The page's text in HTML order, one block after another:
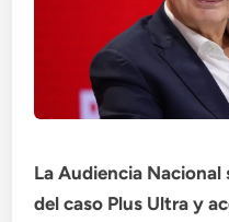
La Audiencia
del caso Plus Ultra y